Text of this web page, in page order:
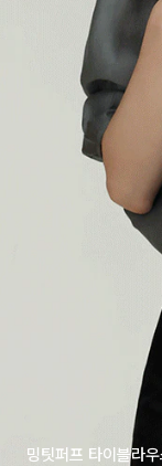
밍팃퍼프 타이블라